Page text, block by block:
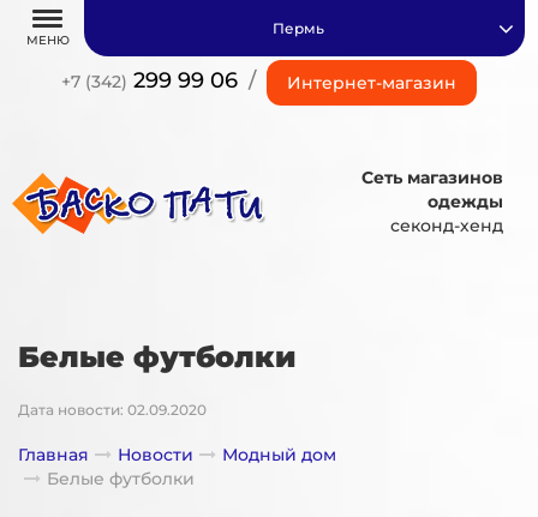
МЕНЮ
+7 (342) 299 99 06 / Интернет-магазин
Пермь
Сеть магазинов
одежды
секонд-хенд
Белые футболки
Дата новости: 02.09.2020
Главная Новости
Модный дом
Белые футболки